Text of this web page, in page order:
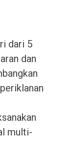
dari 5
dan
multi-